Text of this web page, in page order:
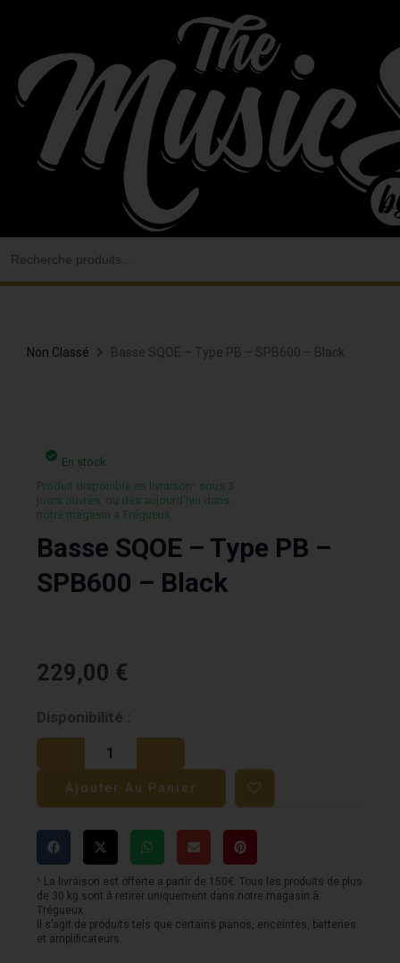
contenu
Non Classé Basse SQOE – Type PB – SPB600 – Black
En stock
Produit disponible en livraison¹ sous 3
jours ouvrés, ou des aujourd’hui dans
notre magasin a Trégueux.
Basse SQOE – Type PB –
SPB600 – Black
229,00 €
Disponibilité :
quantité
de
Basse
SQOE
Type
PB
-
SPB600
Ajouter Au Panier
¹ La livraison est offerte a partir de 150€. Tous les produits de plus
de 30 kg sont à retirer uniquement dans notre magasin à
Trégueux.
Il s’agit de produits tels que certains pianos, enceintes, batteries
et amplificateurs.